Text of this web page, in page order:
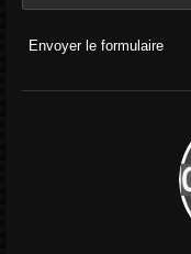
Envoyer le formulaire